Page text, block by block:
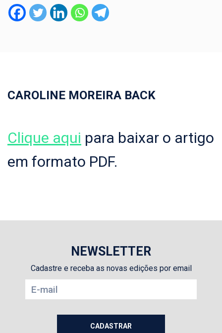
CAROLINE MOREIRA BACK
Clique aqui para baixar o artigo
em formato PDF.
NEWSLETTER
Cadastre e receba as novas edições por email